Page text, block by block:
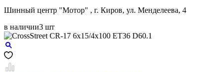
Шинный центр "Мотор" , г. Киров, ул. Менделеева, 4
в наличии3 шт